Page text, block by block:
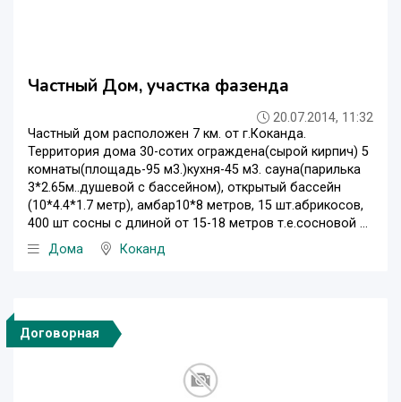
Частный Дом, участка фазенда
20.07.2014, 11:32
Частный дом расположен 7 км. от г.Коканда.
Территория дома 30-сотих ограждена(сырой кирпич) 5
комнаты(площадь-95 м3.)кухня-45 м3. сауна(парилька
3*2.65м..душевой с бассейном), открытый бассейн
(10*4.4*1.7 метр), амбар10*8 метров, 15 шт.абрикосов,
400 шт сосны с длиной от 15-18 метров т.е.сосновой ...
Дома
Коканд
Договорная